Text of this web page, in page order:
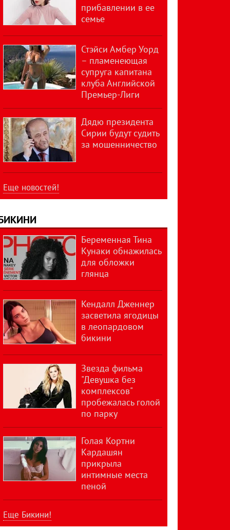
прибавлении в ее
семье
Стэйси Амбер Уорд
– пламенеющая
супруга капитана
клуба Английской
Премьер-Лиги
Дядю президента
Сирии будут судить
за мошенничество
Еще новостей!
Беременная Тина
Кунаки обнажилась
для обложки
глянца
Кендалл Дженнер
засветила ягодицы
в леопардовом
бикини
Звезда фильма
"Девушка без
комплексов"
пробежалась голой
по парку
Голая Кортни
Кардашян
прикрыла
интимные места
пеной
Еще Бикини!